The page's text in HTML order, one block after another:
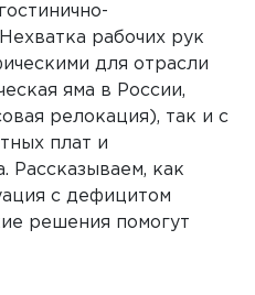
рабочих рук
для отрасли
яма в России,
релокация), так и с
плат и
Рассказываем, как
с дефицитом
решения помогут